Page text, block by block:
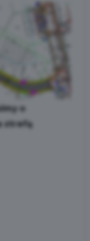
o
strefą